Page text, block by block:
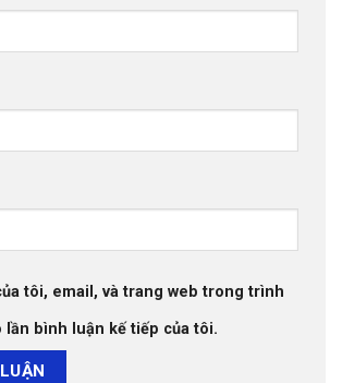
tôi, email, và trang web trong trình
lần bình luận kế tiếp của tôi.